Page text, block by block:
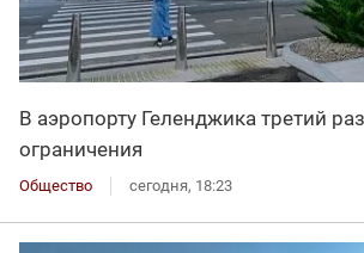
В аэропорту Геленджика третий
ограничения
Общество сегодня, 18:23